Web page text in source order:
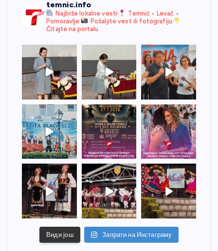
temnic.info
Najbrže lokalne vesti
Temnić • Levač •
Pomoravlje
Pošaljite vest ili fotografiju
Čitajte na portalu
Види још Запрати на Инстаграму